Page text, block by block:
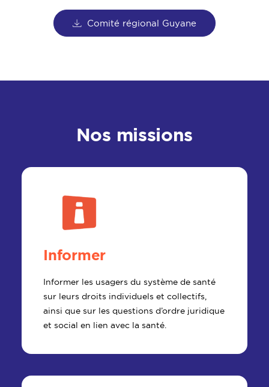
Comité régional Guyane
Nos missions
Informer
Informer les usagers du système de santé
sur leurs droits individuels et collectifs,
ainsi que sur les questions d’ordre juridique
et social en lien avec la santé.